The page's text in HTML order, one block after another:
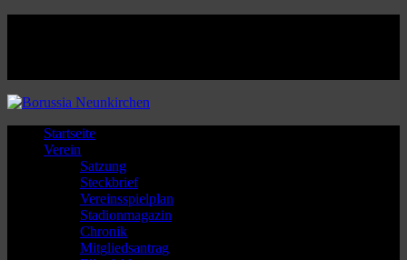
Startseite
Verein
Satzung
Steckbrief
Vereinsspielplan
Stadionmagazin
Chronik
Mitgliedsantrag